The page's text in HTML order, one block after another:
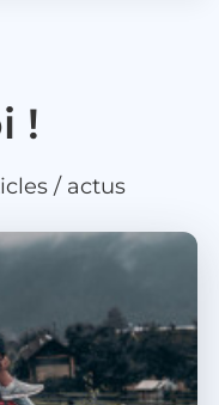
!
/ actus